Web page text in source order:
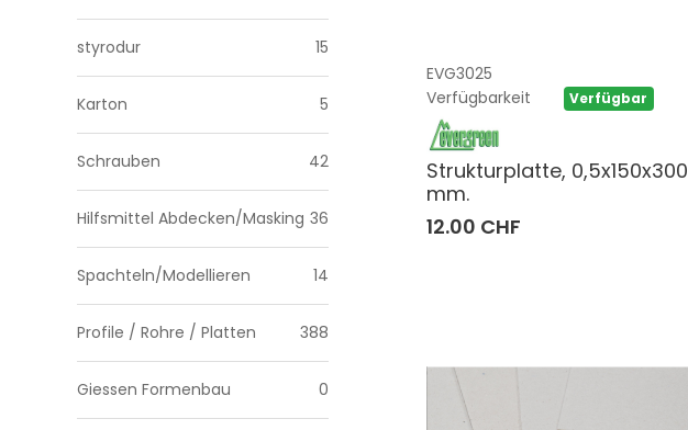
styrodur 15
Karton 5
Schrauben 42
Hilfsmittel Abdecken/Masking 36
Spachteln/Modellieren 14
Profile / Rohre / Platten 388
Giessen Formenbau 0
EVG3025
Verfügbarkeit
Verfügbar
Strukturplatte, 0,5x150x300
mm.
12.00 CHF